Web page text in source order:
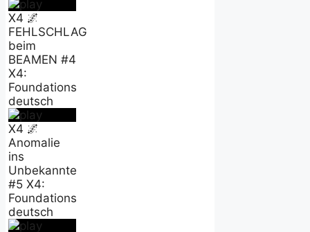
X4 🌌
FEHLSCHLAG
beim
BEAMEN #4
X4:
Foundations
deutsch
X4 🌌
Anomalie
ins
Unbekannte
#5 X4:
Foundations
deutsch